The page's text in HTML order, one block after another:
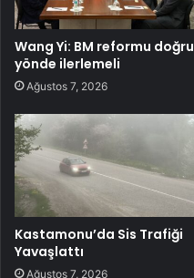
Wang Yi: BM reformu doğru
yönde ilerlemeli
Ağustos 7, 2026
Kastamonu’da Sis Trafiği
Yavaşlattı
Ağustos 7, 2026